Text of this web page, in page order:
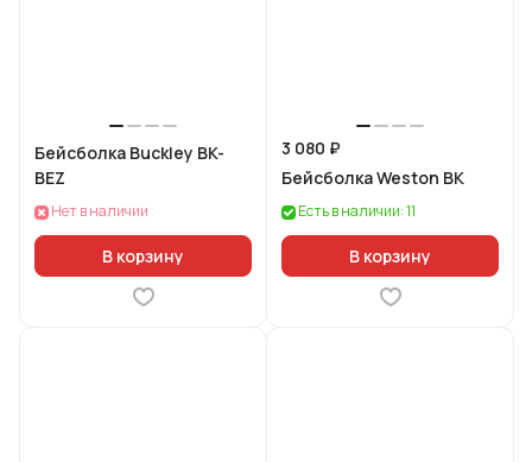
Бейсболка Buckley BK-
BEZ
Нет в наличии
В корзину
3 080 ₽
Бейсболка Weston BK
Есть в наличии: 11
В корзину